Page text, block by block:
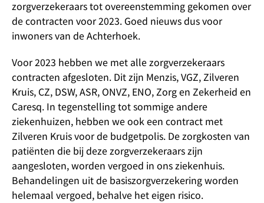
zorgverzekeraars tot overeenstemming gekomen over
de contracten voor 2023. Goed nieuws dus voor
inwoners van de Achterhoek.
Voor 2023 hebben we met alle zorgverzekeraars
contracten afgesloten. Dit zijn Menzis, VGZ, Zilveren
Kruis, CZ, DSW, ASR, ONVZ, ENO, Zorg en Zekerheid en
Caresq. In tegenstelling tot sommige andere
ziekenhuizen, hebben we ook een contract met
Zilveren Kruis voor de budgetpolis. De zorgkosten van
patiënten die bij deze zorgverzekeraars zijn
aangesloten, worden vergoed in ons ziekenhuis.
Behandelingen uit de basiszorgverzekering worden
helemaal vergoed, behalve het eigen risico.